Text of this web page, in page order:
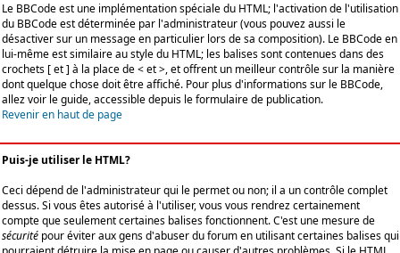
Le BBCode est une implémentation spéciale du HTML; l'activation de l'utilisation
du BBCode est déterminée par l'administrateur (vous pouvez aussi le
désactiver sur un message en particulier lors de sa composition). Le BBCode en
lui-même est similaire au style du HTML; les balises sont contenues dans des
crochets [ et ] à la place de < et >, et offrent un meilleur contrôle sur la manière
dont quelque chose doit être affiché. Pour plus d'informations sur le BBCode,
allez voir le guide, accessible depuis le formulaire de publication.
Revenir en haut de page
Puis-je utiliser le HTML?
Ceci dépend de l'administrateur qui le permet ou non; il a un contrôle complet
dessus. Si vous êtes autorisé à l'utiliser, vous vous rendrez certainement
compte que seulement certaines balises fonctionnent. C'est une mesure de
sécurité pour éviter aux gens d'abuser du forum en utilisant certaines balises qui